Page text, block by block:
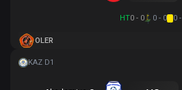
HT0 - 0 0 - 0 0
OLER